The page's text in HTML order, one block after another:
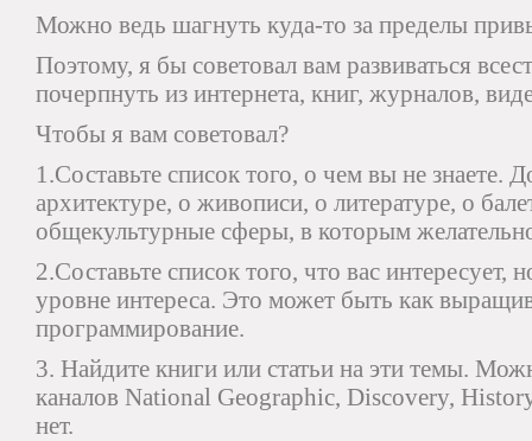
Можно ведь шагнуть куда-то за пределы
Поэтому, я бы советовал вам развиваться
почерпнуть из интернета, книг, журналов,
Чтобы я вам советовал?
1.Составьте список того, о чем вы не знаете.
архитектуре, о живописи, о литературе, о
общекультурные сферы, в которым
2.Составьте список того, что вас интересует,
уровне интереса. Это может быть как
программирование.
3. Найдите книги или статьи на эти темы.
каналов National Geographic, Discovery,
нет.